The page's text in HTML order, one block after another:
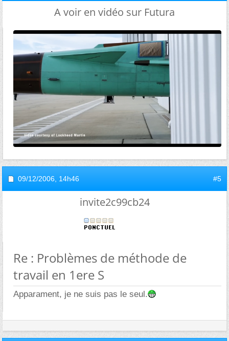
A voir en vidéo sur Futura
09/12/2006, 14h46 #5
invite2c99cb24
Re : Problèmes de méthode de
travail en 1ere S
Apparament, je ne suis pas le seul.